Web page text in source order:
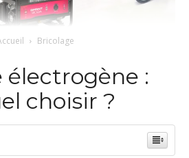
Bricolage
électrogène :
choisir ?